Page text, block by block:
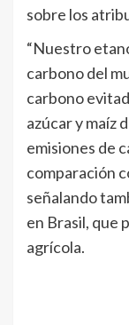
sobre los
“Nuestro
carbono del
carbono
azúcar y maíz
emisiones de
comparación
señalando
en Brasil, que
agrícola.